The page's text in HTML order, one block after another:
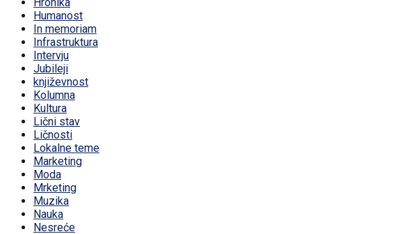
Humanost
In memoriam
Infrastruktura
Intervju
Jubileji
književnost
Kolumna
Kultura
Lični stav
Ličnosti
Lokalne teme
Marketing
Moda
Mrketing
Muzika
Nauka
Nesreće